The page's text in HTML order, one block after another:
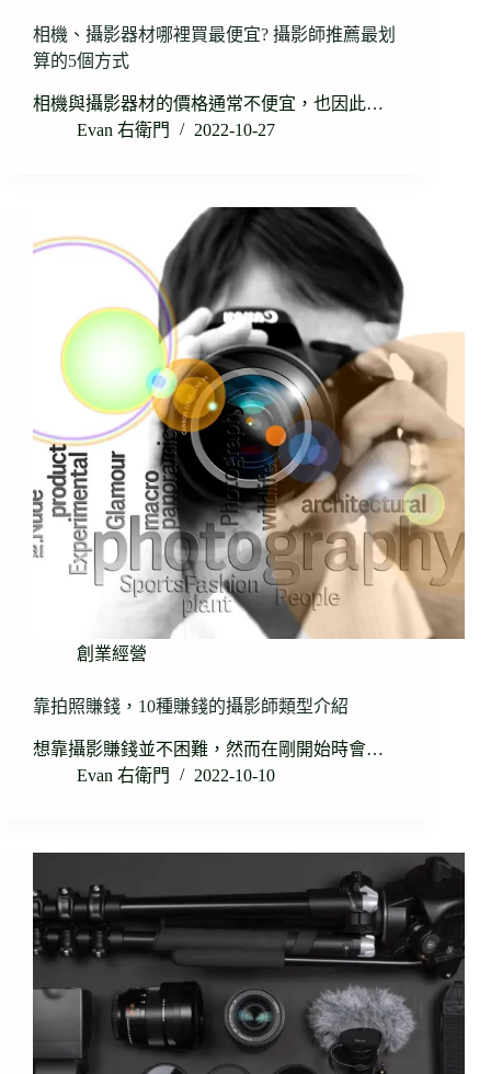
相機、攝影器材哪裡買最便宜? 攝影師推薦最划
算的5個方式
相機與攝影器材的價格通常不便宜，也因此…
Evan 右衛門
2022-10-27
創業經營
靠拍照賺錢，10種賺錢的攝影師類型介紹
想靠攝影賺錢並不困難，然而在剛開始時會…
Evan 右衛門
2022-10-10